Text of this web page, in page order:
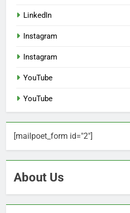
LinkedIn
Instagram
Instagram
YouTube
YouTube
[mailpoet_form id="2"]
About Us